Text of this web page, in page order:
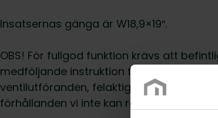
Insatsernas gänga är W18,9×19″.
OBS! För fullgod funktion krävs att
medföljande instruktion följs. Funktionen
ventilutföranden, felaktigt montage,
förhållanden vi inte kan råda över.